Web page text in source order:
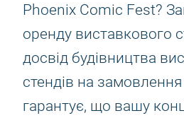
Phoenix Comic Fest?
оренду виставкового
досвід будівництва
стендів на
гарантує, що вашу